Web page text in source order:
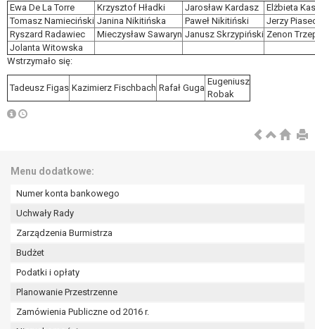
Ewa De La Torre
Krzysztof Hładki Jarosław Kardasz
Elżbieta
Tomasz Namieciński Janina Nikitińska Paweł Nikitiński
Jerzy
Ryszard Radawiec
Mieczysław Sawaryn Janusz Skrzypiński Zenon
Jolanta Witowska
Wstrzymało się:
Tadeusz Figas Kazimierz Fischbach Rafał Guga
Eugeniusz
Robak
Menu dodatkowe:
Numer konta bankowego
Uchwały Rady
Zarządzenia Burmistrza
Budżet
Podatki i opłaty
Planowanie Przestrzenne
Zamówienia Publiczne od 2016 r.